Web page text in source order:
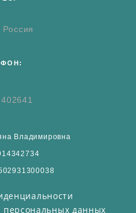
Владимировна
персональных данных